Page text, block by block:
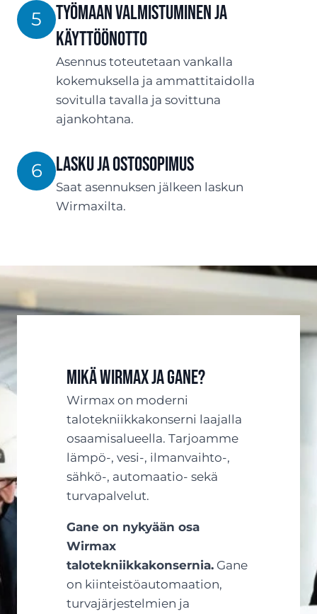
5
Työmaan valmistuminen ja
käyttöönotto
Asennus toteutetaan vankalla
kokemuksella ja ammattitaidolla
sovitulla tavalla ja sovittuna
ajankohtana.
6 Lasku ja ostosopimus
Saat asennuksen jälkeen laskun
Wirmaxilta.
Mikä Wirmax ja Gane?
Wirmax on moderni
talotekniikkakonserni laajalla
osaamisalueella. Tarjoamme
lämpö-, vesi-, ilmanvaihto-,
sähkö-, automaatio- sekä
turvapalvelut.
Gane on nykyään osa
Wirmax
talotekniikkakonsernia. Gane
on kiinteistöautomaation,
turvajärjestelmien ja